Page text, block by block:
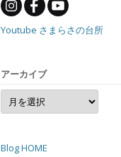
Youtube さまらさの台所
アーカイブ
ア
ー
カ
Blog HOME